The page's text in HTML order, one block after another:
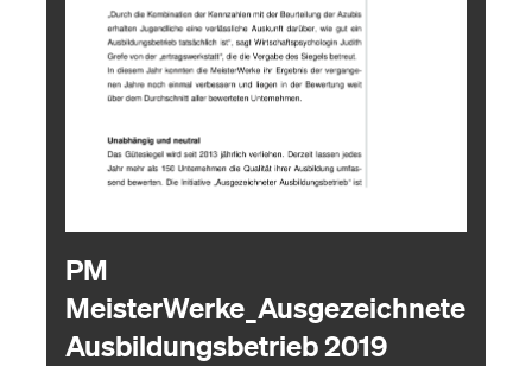
PM
MeisterWerke_Ausgezeichneter
Ausbildungsbetrieb 2019